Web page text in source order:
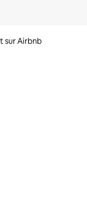
sur Airbnb